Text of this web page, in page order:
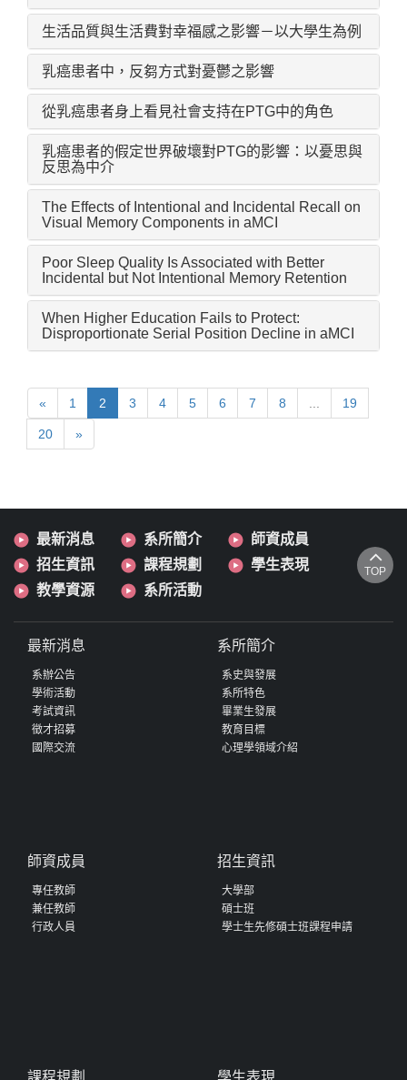
生活品質與生活費對幸福感之影響－以大學生為例
乳癌患者中，反芻方式對憂鬱之影響
從乳癌患者身上看見社會支持在PTG中的角色
乳癌患者的假定世界破壞對PTG的影響：以憂思與
反思為中介
The Effects of Intentional and Incidental Recall on
Visual Memory Components in aMCI
Poor Sleep Quality Is Associated with Better
Incidental but Not Intentional Memory Retention
When Higher Education Fails to Protect:
Disproportionate Serial Position Decline in aMCI
« 1 2 3 4 5 6 7 8 19
20 »
最新消息 系所簡介
師資成員
招生資訊
課程規劃
學生表現
教學資源
系所活動
TOP
最新消息
系辦公告
學術活動
考試資訊
徵才招募
國際交流
系所簡介
系史與發展
系所特色
畢業生發展
教育目標
心理學領域介紹
師資成員
專任教師
兼任教師
行政人員
招生資訊
大學部
碩士班
學士生先修碩士班課程申請
課程規劃 學生表現